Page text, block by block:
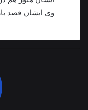
وی ایشان قصد